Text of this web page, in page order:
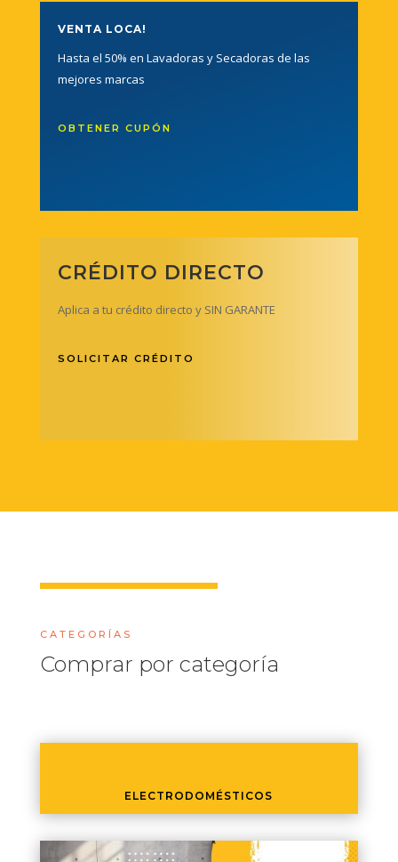
VENTA LOCA!
Hasta el 50% en Lavadoras y Secadoras de las
mejores marcas
OBTENER CUPÓN
CRÉDITO DIRECTO
Aplica a tu crédito directo y SIN GARANTE
SOLICITAR CRÉDITO
CATEGORÍAS
Comprar por categoría
ELECTRODOMÉSTICOS